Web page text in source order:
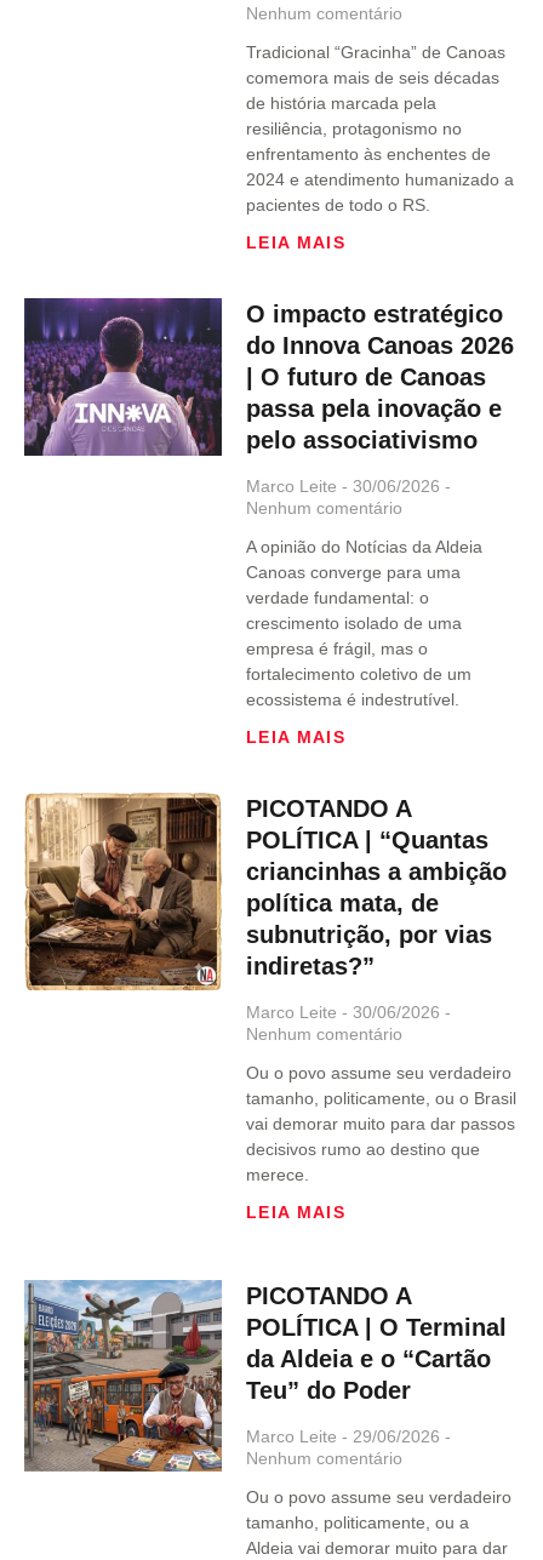
Nenhum comentário
Tradicional “Gracinha” de Canoas
comemora mais de seis décadas
de história marcada pela
resiliência, protagonismo no
enfrentamento às enchentes de
2024 e atendimento humanizado a
pacientes de todo o RS.
LEIA MAIS
O impacto estratégico
do Innova Canoas 2026
| O futuro de Canoas
passa pela inovação e
pelo associativismo
Marco Leite 30/06/2026
Nenhum comentário
A opinião do Notícias da Aldeia
Canoas converge para uma
verdade fundamental: o
crescimento isolado de uma
empresa é frágil, mas o
fortalecimento coletivo de um
ecossistema é indestrutível.
LEIA MAIS
PICOTANDO A
POLÍTICA | “Quantas
criancinhas a ambição
política mata, de
subnutrição, por vias
indiretas?”
Marco Leite 30/06/2026
Nenhum comentário
Ou o povo assume seu verdadeiro
tamanho, politicamente, ou o Brasil
vai demorar muito para dar passos
decisivos rumo ao destino que
merece.
LEIA MAIS
PICOTANDO A
POLÍTICA | O Terminal
da Aldeia e o “Cartão
Teu” do Poder
Marco Leite
29/06/2026
Nenhum comentário
Ou o povo assume seu verdadeiro
tamanho, politicamente, ou a
Aldeia vai demorar muito para dar